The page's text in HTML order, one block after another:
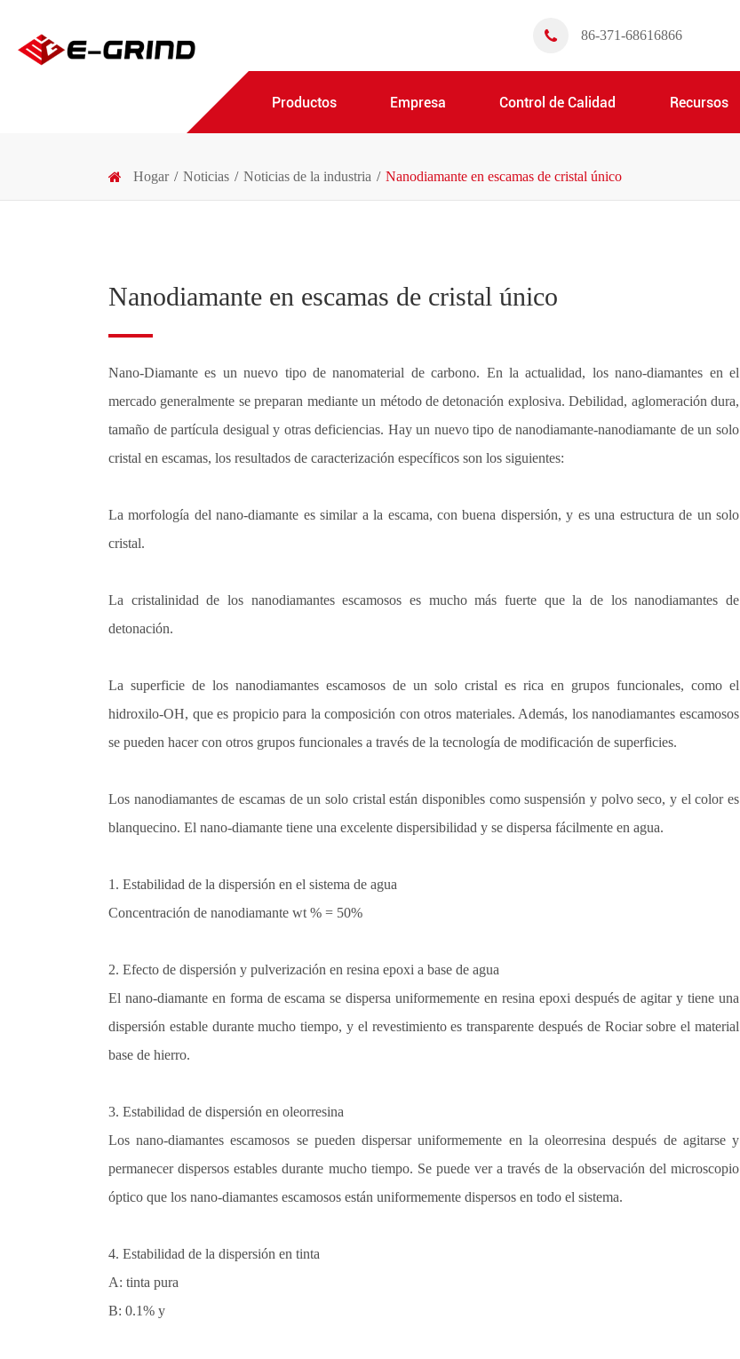
86-371-68616866
Productos Empresa Control de Calidad Recursos
Hogar Noticias Noticias de la industria Nanodiamante en escamas de cristal único
Nanodiamante en escamas de cristal único
Nano-Diamante es un nuevo tipo de nanomaterial de carbono. En la actualidad, los nano-diamantes en el
mercado generalmente se preparan mediante un método de detonación explosiva. Debilidad, aglomeración dura,
tamaño de partícula desigual y otras deficiencias. Hay un nuevo tipo de nanodiamante-nanodiamante de un solo
cristal en escamas, los resultados de caracterización específicos son los siguientes:
La morfología del nano-diamante es similar a la escama, con buena dispersión, y es una estructura de un solo
cristal.
La cristalinidad de los nanodiamantes escamosos es mucho más fuerte que la de los nanodiamantes de
detonación.
La superficie de los nanodiamantes escamosos de un solo cristal es rica en grupos funcionales, como el
hidroxilo-OH, que es propicio para la composición con otros materiales. Además, los nanodiamantes escamosos
se pueden hacer con otros grupos funcionales a través de la tecnología de modificación de superficies.
Los nanodiamantes de escamas de un solo cristal están disponibles como suspensión y polvo seco, y el color es
blanquecino. El nano-diamante tiene una excelente dispersibilidad y se dispersa fácilmente en agua.
1. Estabilidad de la dispersión en el sistema de agua
Concentración de nanodiamante wt % = 50%
2. Efecto de dispersión y pulverización en resina epoxi a base de agua
El nano-diamante en forma de escama se dispersa uniformemente en resina epoxi después de agitar y tiene una
dispersión estable durante mucho tiempo, y el revestimiento es transparente después de Rociar sobre el material
base de hierro.
3. Estabilidad de dispersión en oleorresina
Los nano-diamantes escamosos se pueden dispersar uniformemente en la oleorresina después de agitarse y
permanecer dispersos estables durante mucho tiempo. Se puede ver a través de la observación del microscopio
óptico que los nano-diamantes escamosos están uniformemente dispersos en todo el sistema.
4. Estabilidad de la dispersión en tinta
A: tinta pura
B: 0.1% y